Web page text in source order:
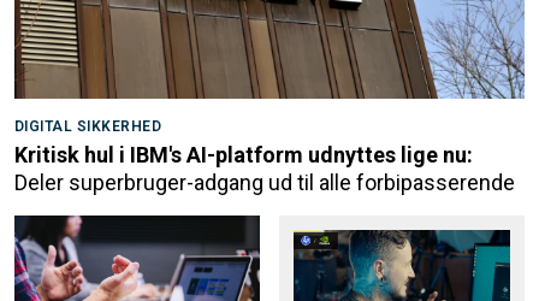
DIGITAL SIKKERHED
Kritisk hul i IBM's AI-platform udnyttes lige nu:
Deler superbruger-adgang ud til alle forbipasserende